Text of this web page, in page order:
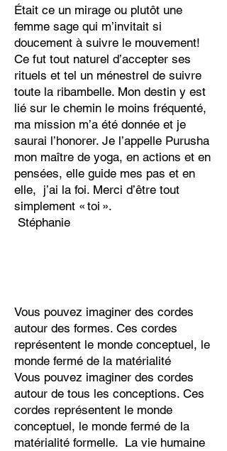
Était ce un mirage ou plutôt une
femme sage qui m’invitait si
doucement à suivre le mouvement!
Ce fut tout naturel d’accepter ses
rituels et tel un ménestrel de suivre
toute la ribambelle. Mon destin y est
lié sur le chemin le moins fréquenté,
ma mission m’a été donnée et je
saurai l’honorer. Je l’appelle Purusha
mon maître de yoga, en actions et en
pensées, elle guide mes pas et en
elle, j’ai la foi. Merci d’être tout
simplement « toi ».
Stéphanie
Vous pouvez imaginer des cordes
autour des formes. Ces cordes
représentent le monde conceptuel, le
monde fermé de la matérialité
Vous pouvez imaginer des cordes
autour de tous les conceptions. Ces
cordes représentent le monde
conceptuel, le monde fermé de la
matérialité formelle. La vie humaine